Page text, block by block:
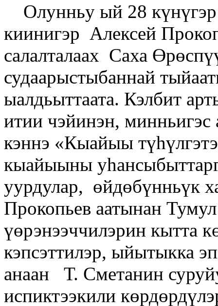
Олунньу ый 28
киинигэр Алексей
салалталаах Саха
судаарыстыбаннай
ыалдьыттаата. Кэлбит
итии чэйинэн, минньигэс
кэннэ «Кыайыы
кыайыыны
уурдулар, өйдөбүнньүк
Прокопьев аатынан
үөрэнээччилэрин кытта
кэпсэттилэр, ыйытыкка
анаан Т. Сметанин
испиктээкили